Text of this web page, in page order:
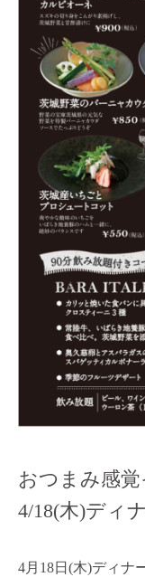
おつまみ感
4/18(木)ディ
4月18日(木)ディナ